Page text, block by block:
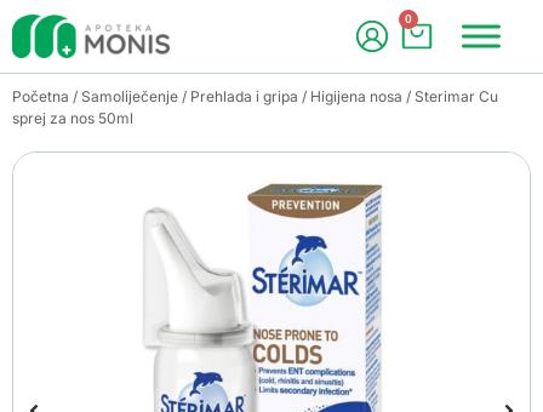
0
Početna / Samoliječenje / Prehlada i gripa / Higijena nosa / Sterimar Cu
sprej za nos 50ml